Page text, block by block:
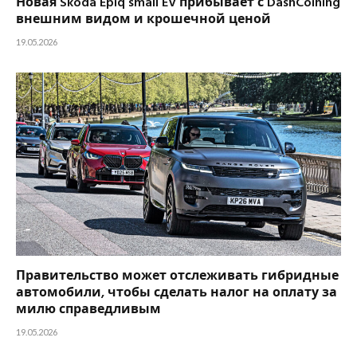
внешним видом и крошечной ценой
19.05.2026
Правительство может отслеживать гибридные
автомобили, чтобы сделать налог на оплату за
милю справедливым
19.05.2026